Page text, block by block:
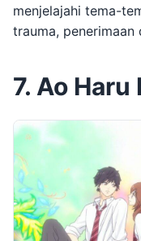
menjelajahi tema-
trauma,
7. Ao Haru